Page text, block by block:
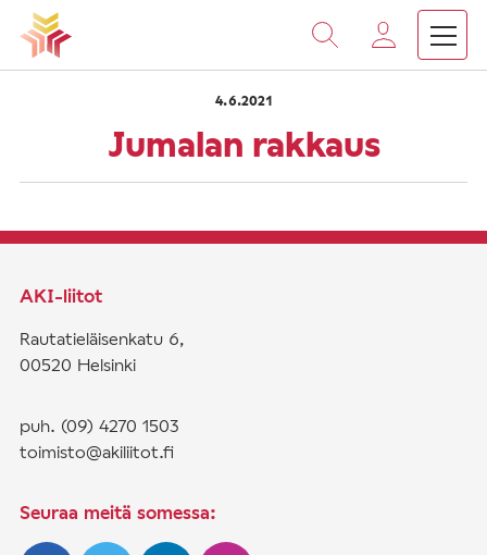
Vieritä
sisältöön
Etusivu Jumalan rakkaus
4.6.2021
Jumalan rakkaus
AKI-liitot
Rautatieläisenkatu 6,
00520 Helsinki
puh. (09) 4270 1503
toimisto@akiliitot.fi
Seuraa meitä somessa: